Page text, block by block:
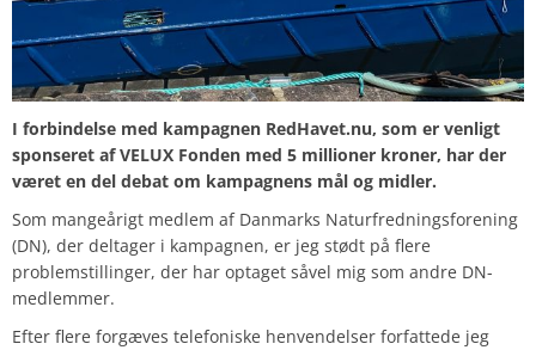
I forbindelse med kampagnen RedHavet.nu, som er venligt
sponseret af VELUX Fonden med 5 millioner kroner, har der
været en del debat om kampagnens mål og midler.
Som mangeårigt medlem af Danmarks Naturfredningsforening
(DN), der deltager i kampagnen, er jeg stødt på flere
problemstillinger, der har optaget såvel mig som andre DN-
medlemmer.
Efter flere forgæves telefoniske henvendelser forfattede jeg